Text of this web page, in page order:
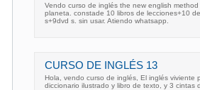
Vendo curso de inglés the new english method
planeta. constade 10 libros de lecciones+10
s+9dvd s. sin usar. Atiendo whatsapp.
CURSO DE INGLÉS 13
Hola, vendo curso de inglés, El inglés viviente
diccionario ilustrado y libro de texto, y 3 cintas